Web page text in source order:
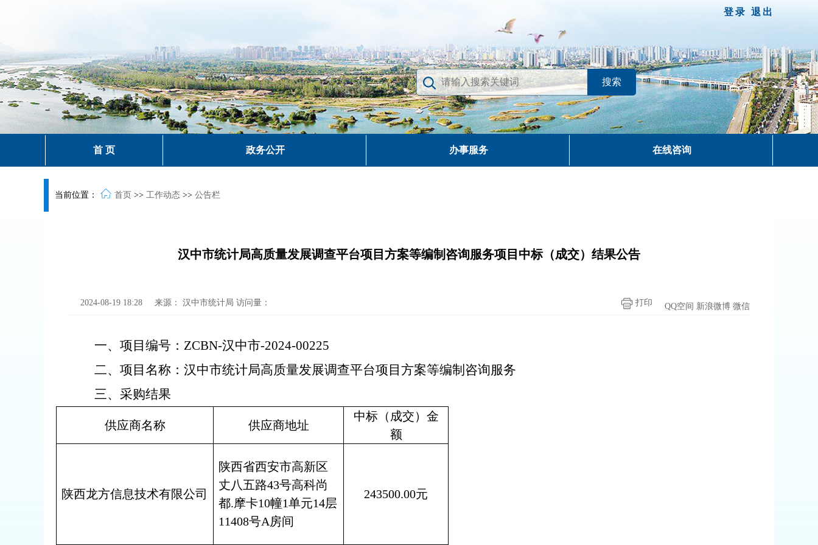
登录 退出
首 页 政务公开 办事服务 在线咨询
当前位置： 首页 >> 工作动态 >> 公告栏
汉中市统计局高质量发展调查平台项目方案等编制咨询服务项目中标（成交）结果公告
2024-08-19 18:28 来源： 汉中市统计局 访问量： 打印 QQ空间 新浪微博 微信
一、项目编号： ZCBN-汉中市-2024-00225
二、项目名称： 汉中市统计局高质量发展调查平台项目方案等编制咨询服务
三、采购结果
供应商名称 供应商地址
中标（成交）金
额
陕西龙方信息技术有限公司
陕西省西安市高新区
丈八五路43号高科尚
都.摩卡10幢1单元14层
11408号A房间
243500.00元